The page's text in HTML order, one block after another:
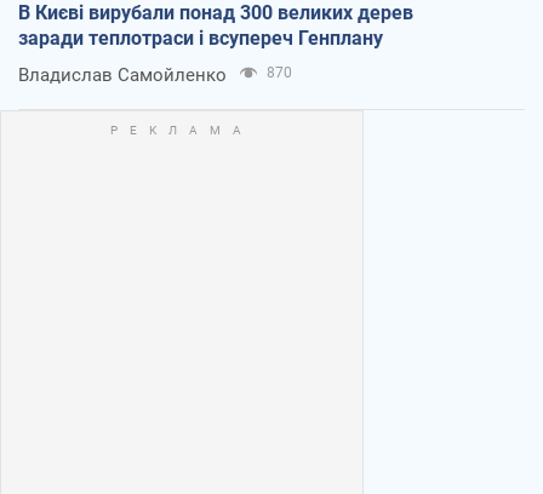
В Києві вирубали понад 300 великих дерев
заради теплотраси і всупереч Генплану
Владислав Самойленко 870